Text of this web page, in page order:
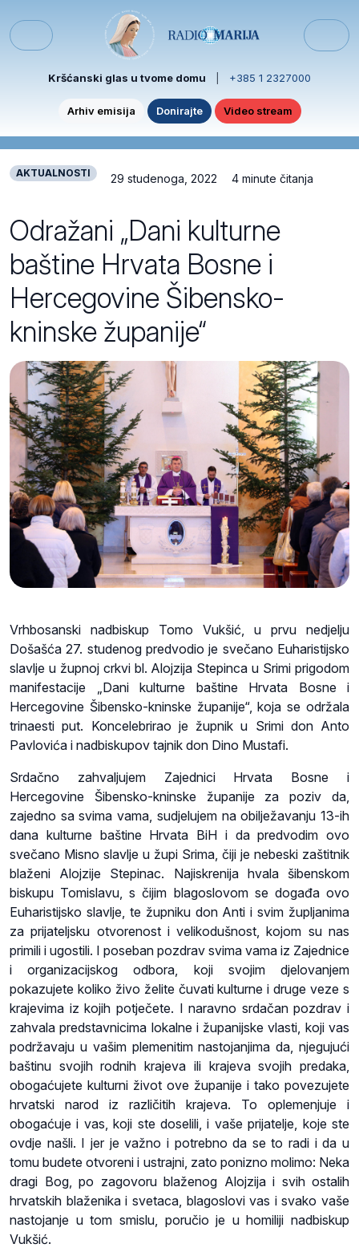
Menu
Kršćanski glas u tvome domu +385 1 2327000
Arhiv emisija Donirajte Video stream
AKTUALNOSTI 29 studenoga, 2022 4 minute čitanja
Odražani „Dani kulturne
baštine Hrvata Bosne i
Hercegovine Šibensko-
kninske županije“
Vrhbosanski nadbiskup Tomo Vukšić, u prvu nedjelju
Došašća 27. studenog predvodio je svečano Euharistijsko
slavlje u župnoj crkvi bl. Alojzija Stepinca u Srimi prigodom
manifestacije „Dani kulturne baštine Hrvata Bosne i
Hercegovine Šibensko-kninske županije“, koja se održala
trinaesti put. Koncelebrirao je župnik u Srimi don Anto
Pavlovića i nadbiskupov tajnik don Dino Mustafi.
Srdačno zahvaljujem Zajednici Hrvata Bosne i
Hercegovine Šibensko-kninske županije za poziv da,
zajedno sa svima vama, sudjelujem na obilježavanju 13-ih
dana kulturne baštine Hrvata BiH i da predvodim ovo
svečano Misno slavlje u župi Srima, čiji je nebeski zaštitnik
blaženi Alojzije Stepinac. Najiskrenija hvala šibenskom
biskupu Tomislavu, s čijim blagoslovom se događa ovo
Euharistijsko slavlje, te župniku don Anti i svim župljanima
za prijateljsku otvorenost i velikodušnost, kojom su nas
primili i ugostili. I poseban pozdrav svima vama iz Zajednice
i organizacijskog odbora, koji svojim djelovanjem
pokazujete koliko živo želite čuvati kulturne i druge veze s
krajevima iz kojih potječete. I naravno srdačan pozdrav i
zahvala predstavnicima lokalne i županijske vlasti, koji vas
podržavaju u vašim plemenitim nastojanjima da, njegujući
baštinu svojih rodnih krajeva ili krajeva svojih predaka,
obogaćujete kulturni život ove županije i tako povezujete
hrvatski narod iz različitih krajeva. To oplemenjuje i
obogaćuje i vas, koji ste doselili, i vaše prijatelje, koje ste
ovdje našli. I jer je važno i potrebno da se to radi i da u
tomu budete otvoreni i ustrajni, zato ponizno molimo: Neka
dragi Bog, po zagovoru blaženog Alojzija i svih ostalih
hrvatskih blaženika i svetaca, blagoslovi vas i svako vaše
nastojanje u tom smislu, poručio je u homiliji nadbiskup
Vukšić.